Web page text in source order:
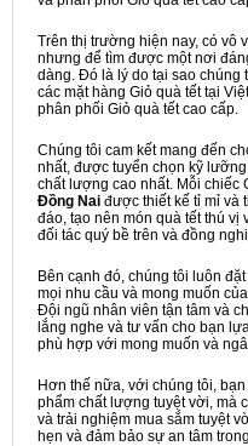
Trên thị trường hiện nay, có vô
nhưng để tìm được một nơi
dàng. Đó là lý do tại sao chúng
các mặt hàng Giỏ quà tết tại
phân phối Giỏ quà tết cao cấp.
Chúng tôi cam kết mang đến
nhất, được tuyển chọn kỹ
chất lượng cao nhất. Mỗi chiếc
Đồng Nai được thiết kế tỉ mỉ và
đáo, tạo nên món quà tết thú
đối tác quý bề trên và đồng
Bên cạnh đó, chúng tôi luôn
mọi nhu cầu và mong muốn
Đội ngũ nhân viên tận tâm và
lắng nghe và tư vấn cho bạn
phù hợp với mong muốn và
Hơn thế nữa, với chúng tôi,
phẩm chất lượng tuyệt vời, mà
và trải nghiệm mua sắm tuyệt
hẹn và đảm bảo sự an tâm